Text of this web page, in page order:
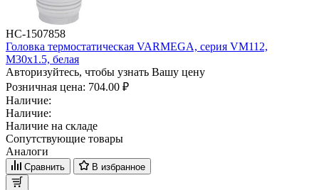
НС-1507858
Головка термостатическая VARMEGA, серия VM112,
M30х1.5, белая
Авторизуйтесь, чтобы узнать Вашу цену
Розничная цена: 704.00 ₽
Наличие:
Наличие:
Наличие на складе
Сопутствующие товары
Аналоги
Сравнить В избранное